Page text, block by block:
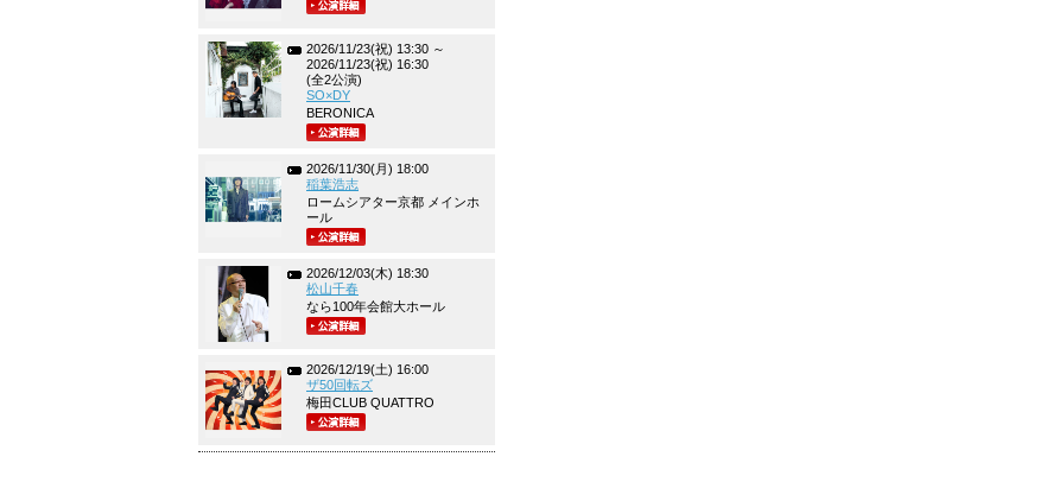
2026/11/23(祝) 13:30 ～
2026/11/23(祝) 16:30
(全2公演)
SO×DY
BERONICA
2026/11/30(月) 18:00
稲葉浩志
ロームシアター京都 メインホ
ール
2026/12/03(木) 18:30
松山千春
なら100年会館大ホール
2026/12/19(土) 16:00
ザ50回転ズ
梅田CLUB QUATTRO